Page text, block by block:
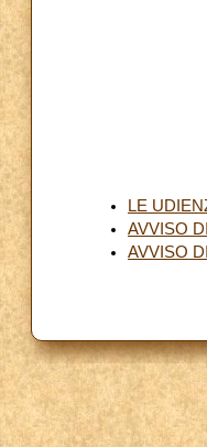
LE
AVVISO
AVVISO